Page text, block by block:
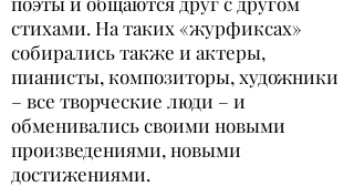
стихами. На таких «журфиксах»
собирались также и актеры,
пианисты, композиторы, художники
– все творческие люди – и
обменивались своими новыми
произведениями, новыми
достижениями.